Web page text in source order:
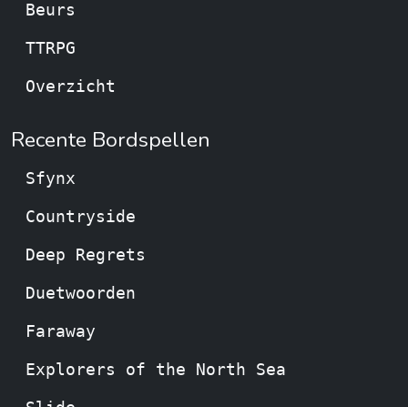
Beurs
TTRPG
Overzicht
Recente Bordspellen
Sfynx
Countryside
Deep Regrets
Duetwoorden
Faraway
Explorers of the North Sea